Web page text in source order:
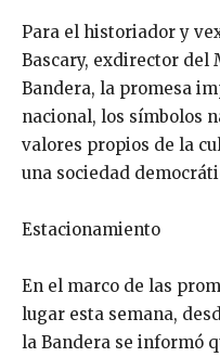
Para el historiador y
Bascary, exdirector del
Bandera, la promesa
nacional, los símbolos
valores propios de la
una sociedad
Estacionamiento
En el marco de las
lugar esta semana,
la Bandera se informó